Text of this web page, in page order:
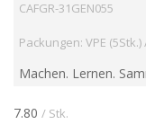
CAFGR-31GEN055
Packungen: VPE
Machen. Lernen.
der Crystal Art
Crystal Art Wildlife
7.80 / Stk.